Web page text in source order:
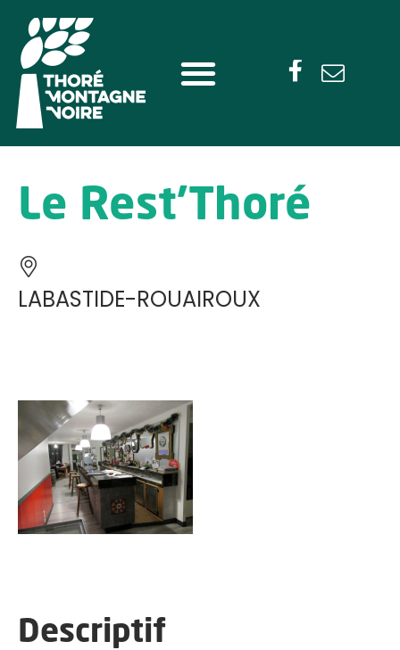
Le Rest’Thoré
LABASTIDE-ROUAIROUX
Descriptif